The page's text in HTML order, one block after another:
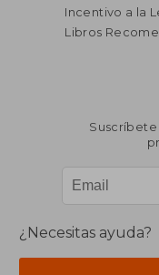
Incentivo a la
Libros
¿Necesitas ayuda?